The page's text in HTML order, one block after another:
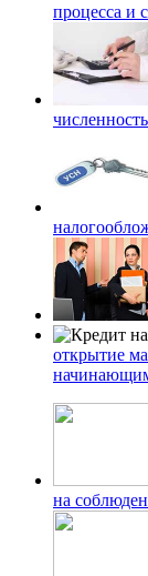
процесса и
открытие
на